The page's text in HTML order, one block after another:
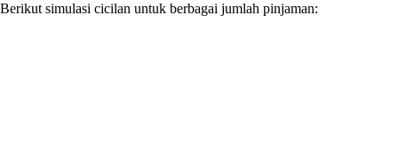
Berikut simulasi cicilan untuk berbagai jumlah pinjaman: